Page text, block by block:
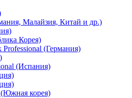
Малайзия, Китай и др.)
Корея)
(Германия)
(Испания)
корея)